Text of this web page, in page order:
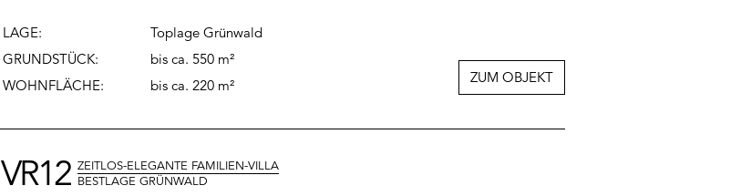
LAGE:
Toplage Grünwald
GRUNDSTÜCK:
bis ca. 550 m²
WOHNFLÄCHE: bis ca. 220 m² ZUM OBJEKT
VR12 ZEITLOS-ELEGANTE FAMILIEN-VILLA
BESTLAGE GRÜNWALD